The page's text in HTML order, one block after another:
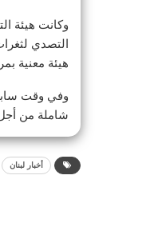
وكانت هيئة
التصدي
هيئة معنية
وفي وقت
شاملة من
أخبار لبنان